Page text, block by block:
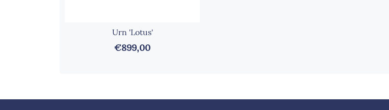
Urn 'Lotus'
€899,00